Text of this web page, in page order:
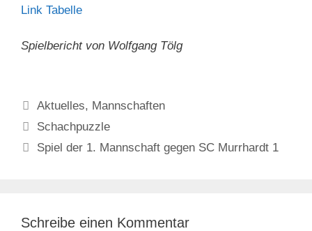
Link Tabelle
Spielbericht von Wolfgang Tölg
Aktuelles, Mannschaften
Schachpuzzle
Spiel der 1. Mannschaft gegen SC Murrhardt 1
Schreibe einen Kommentar